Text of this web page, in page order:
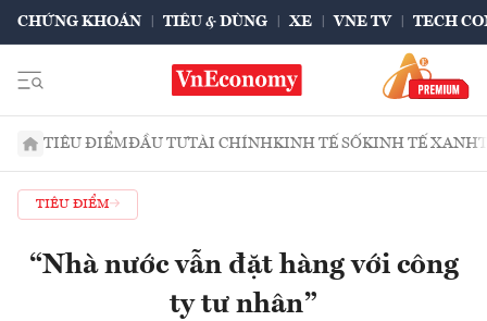
CHỨNG KHOÁN TIÊU & DÙNG XE VNE TV TECH
TIÊU ĐIỂMĐẦU TƯTÀI CHÍNHKINH TẾ SỐKINH TẾ XANH
TIÊU ĐIỂM
“Nhà nước vẫn đặt hàng với công
ty tư nhân”